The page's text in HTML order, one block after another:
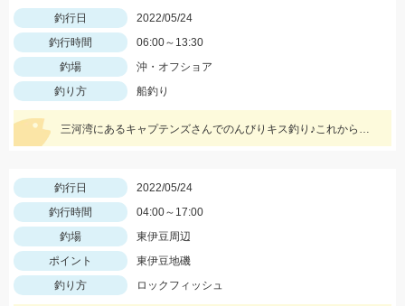
釣行日
2022/05/24
釣行時間
06:00～13:30
釣場
沖・オフショア
釣り方
船釣り
三河湾にあるキャプテンズさんでのんびりキス釣り♪これからが楽しみですね♪
釣行日
2022/05/24
釣行時間
04:00～17:00
釣場
東伊豆周辺
ポイント
東伊豆地磯
釣り方
ロックフィッシュ